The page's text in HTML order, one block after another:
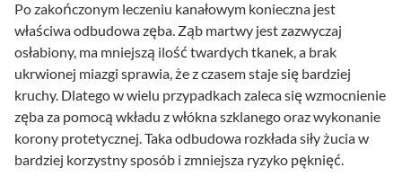
Po zakończonym leczeniu kanałowym konieczna jest
właściwa odbudowa zęba. Ząb martwy jest zazwyczaj
osłabiony, ma mniejszą ilość twardych tkanek, a brak
ukrwionej miazgi sprawia, że z czasem staje się bardziej
kruchy. Dlatego w wielu przypadkach zaleca się wzmocnienie
zęba za pomocą wkładu z włókna szklanego oraz wykonanie
korony protetycznej. Taka odbudowa rozkłada siły żucia w
bardziej korzystny sposób i zmniejsza ryzyko pęknięć.